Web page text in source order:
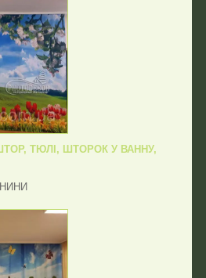
ТЮЛІ, ШТОРОК У ВАННУ,